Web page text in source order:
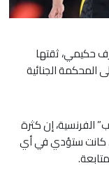
حكيمي، ثقتها
المحكمة الجنائية
الفرنسية، إن كثرة
كانت ستؤدي في أي